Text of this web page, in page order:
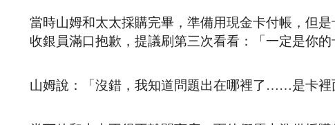
當時山姆和太太採購完畢，準備用現金卡付帳，但
收銀員滿口抱歉，提議刷第三次看看：「一定是你的
山姆說：「沒錯，我知道問題出在哪裡了……是卡裡